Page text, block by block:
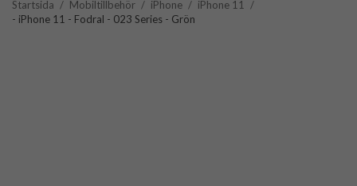
Startsida / Mobiltillbehör / iPhone / iPhone 11
/
- iPhone 11 - Fodral - 023 Series - Grön